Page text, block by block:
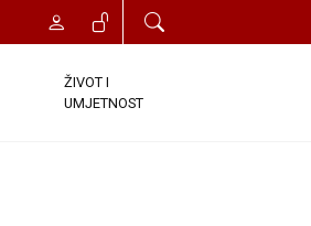
ŽIVOT I
UMJETNOST